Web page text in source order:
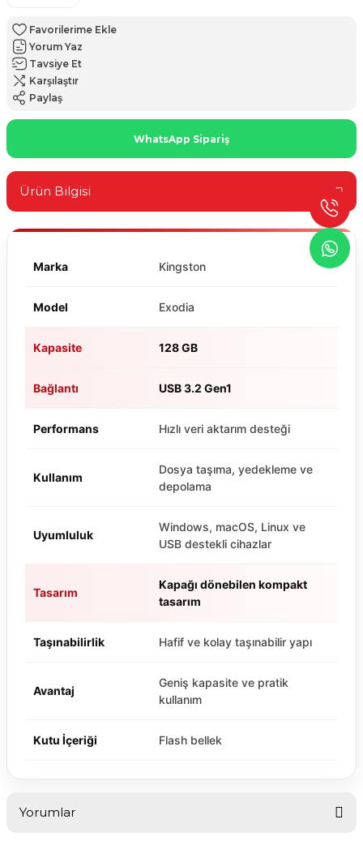
Yorum Yaz
Tavsiye Et
Karşılaştır
Paylaş
WhatsApp Sipariş
Ürün Bilgisi
Marka Kingston
Model Exodia
Kapasite 128 GB
Bağlantı USB 3.2 Gen1
Performans Hızlı veri aktarım desteği
Kullanım
Dosya taşıma, yedekleme ve
depolama
Uyumluluk
Windows, macOS, Linux ve
USB destekli cihazlar
Tasarım
Kapağı dönebilen kompakt
tasarım
Taşınabilirlik Hafif ve kolay taşınabilir yapı
Avantaj
Geniş kapasite ve pratik
kullanım
Kutu İçeriği Flash bellek
Yorumlar